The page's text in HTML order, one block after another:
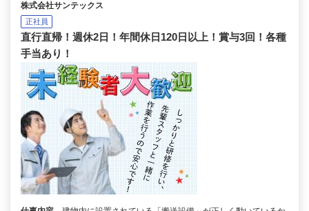
株式会社サンテックス
正社員
直行直帰！週休2日！年間休日120日以上！賞与3回！各種
手当あり！